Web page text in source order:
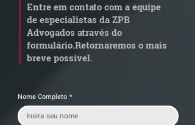
por penosidade e acende
alerta para
transportadoras
Entre em contato com a equipe
de especialistas da ZPB
Advogados através do
formulário.Retornaremos o mais
breve possível.
Nome Completo *